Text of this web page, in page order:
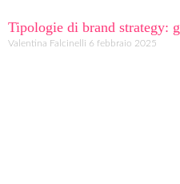
Tipologie di brand strategy:
Valentina Falcinelli 6 febbraio 2025